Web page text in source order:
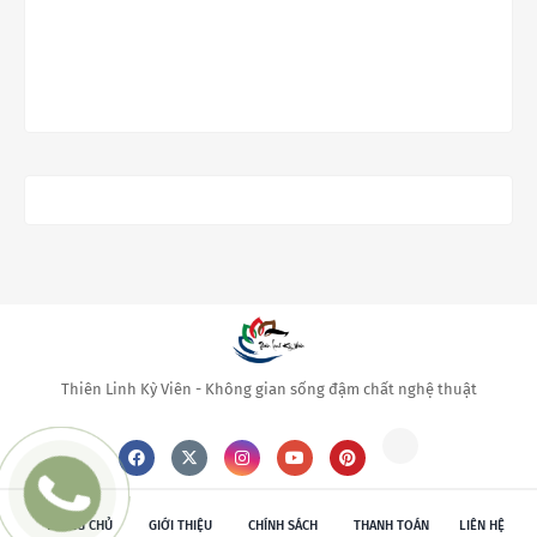
Thiên Linh Kỳ Viên - Không gian sống đậm chất nghệ thuật
TRANG CHỦ GIỚI THIỆU CHÍNH SÁCH THANH TOÁN LIÊN HỆ